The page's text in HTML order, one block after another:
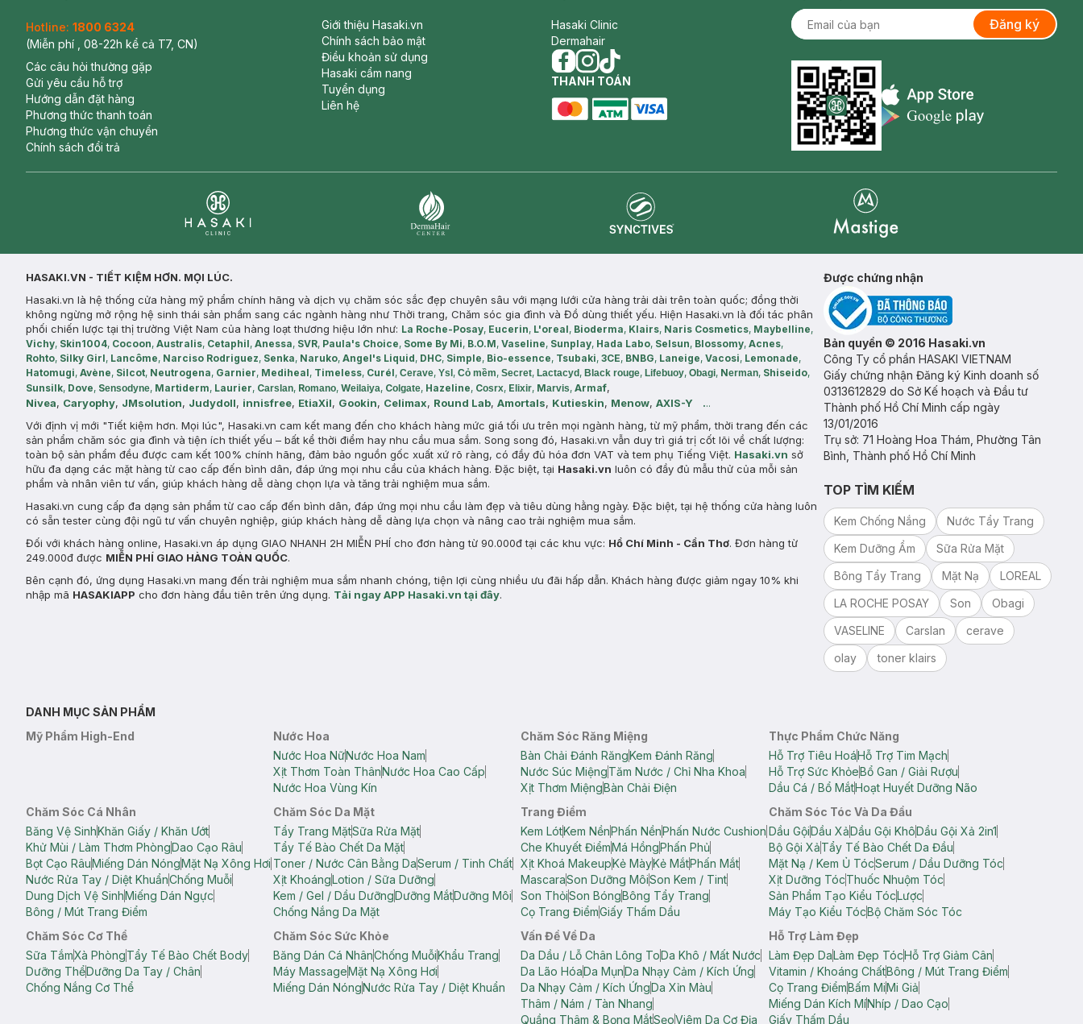
Hotline: 1800 6324
(Miễn phí , 08-22h kể cả T7, CN)
Các câu hỏi thường gặp
Gửi yêu cầu hỗ trợ
Hướng dẫn đặt hàng
Phương thức thanh toán
Phương thức vận chuyển
Chính sách đổi trả
Giới thiệu Hasaki.vn
Chính sách bảo mật
Điều khoản sử dụng
Hasaki cẩm nang
Tuyển dụng
Liên hệ
Hasaki Clinic
Dermahair
facebook
instagram
tiktok
THANH TOÁN
Đăng ký
Appstore icon
HASAKI.VN - TIẾT KIỆM HƠN. MỌI LÚC.
Hasaki.vn là hệ thống cửa hàng mỹ phẩm chính hãng và dịch vụ chăm sóc sắc đẹp chuyên sâu với mạng lưới cửa hàng trải dài trên toàn quốc; đồng thời
không ngừng mở rộng hệ sinh thái sản phẩm sang các ngành hàng như Thời trang, Chăm sóc gia đình và Đồ dùng thiết yếu. Hiện Hasaki.vn là đối tác phân
phối chiến lược tại thị trường Việt Nam của hàng loạt thương hiệu lớn như: La Roche-Posay, Eucerin, L'oreal, Bioderma, Klairs, Naris Cosmetics, Maybelline,
Vichy, Skin1004, Cocoon, Australis, Cetaphil, Anessa, SVR, Paula's Choice, Some By Mi, B.O.M, Vaseline, Sunplay, Hada Labo, Selsun, Blossomy, Acnes,
Rohto, Silky Girl, Lancôme, Narciso Rodriguez, Senka, Naruko, Angel's Liquid, DHC, Simple, Bio-essence, Tsubaki, 3CE, BNBG, Laneige, Vacosi, Lemonade,
Hatomugi, Avène, Silcot, Neutrogena, Garnier, Mediheal, Timeless, Curél, Cerave, Ysl , Cỏ mềm, Secret, Lactacyd , Black rouge, Lifebuoy, Obagi, Nerman, Shiseido,
Sunsilk, Dove, Sensodyne, Martiderm, Laurier, Carslan, Romano, Weilaiya, Colgate, Hazeline, Cosrx, E lixir, Marvis, Armaf,
Nivea, Caryophy, JMsolution, Judydoll, innisfree, EtiaXil, Gookin, Celimax, Round Lab, Amortals, Kutieskin, Menow, AXIS-Y ...
Với định vị mới "Tiết kiệm hơn. Mọi lúc", Hasaki.vn cam kết mang đến cho khách hàng mức giá tối ưu trên mọi ngành hàng, từ mỹ phẩm, thời trang đến các
sản phẩm chăm sóc gia đình và tiện ích thiết yếu – bất kể thời điểm hay nhu cầu mua sắm. Song song đó, Hasaki.vn vẫn duy trì giá trị cốt lõi về chất lượng:
toàn bộ sản phẩm đều được cam kết 100% chính hãng, đảm bảo nguồn gốc xuất xứ rõ ràng, có đầy đủ hóa đơn VAT và tem phụ Tiếng Việt. Hasaki.vn sở
hữu đa dạng các mặt hàng từ cao cấp đến bình dân, đáp ứng mọi nhu cầu của khách hàng. Đặc biệt, tại Hasaki.vn luôn có đầy đủ mẫu thử của mỗi sản
phẩm và nhân viên tư vấn, giúp khách hàng dễ dàng chọn lựa và tăng trải nghiệm mua sắm.
Hasaki.vn cung cấp đa dạng sản phẩm từ cao cấp đến bình dân, đáp ứng mọi nhu cầu làm đẹp và tiêu dùng hằng ngày. Đặc biệt, tại hệ thống cửa hàng luôn
có sẵn tester cùng đội ngũ tư vấn chuyên nghiệp, giúp khách hàng dễ dàng lựa chọn và nâng cao trải nghiệm mua sắm.
Đối với khách hàng online, Hasaki.vn áp dụng GIAO NHANH 2H MIỄN PHÍ cho đơn hàng từ 90.000đ tại các khu vực: Hồ Chí Minh - Cần Thơ. Đơn hàng từ
249.000đ được MIỄN PHÍ GIAO HÀNG TOÀN QUỐC.
Bên cạnh đó, ứng dụng Hasaki.vn mang đến trải nghiệm mua sắm nhanh chóng, tiện lợi cùng nhiều ưu đãi hấp dẫn. Khách hàng được giảm ngay 10% khi
nhập mã HASAKIAPP cho đơn hàng đầu tiên trên ứng dụng. Tải ngay APP Hasaki.vn tại đây.
Được chứng nhận
Bản quyền © 2016 Hasaki.vn
Công Ty cổ phần HASAKI VIETNAM
Giấy chứng nhận Đăng ký Kinh doanh số
0313612829 do Sở Kế hoạch và Đầu tư
Thành phố Hồ Chí Minh cấp ngày
13/01/2016
Trụ sở: 71 Hoàng Hoa Thám, Phường Tân
Bình, Thành phố Hồ Chí Minh
TOP TÌM KIẾM
Kem Chống Nắng
Nước Tẩy Trang
Kem Dưỡng Ẩm
Sữa Rửa Mặt
Bông Tẩy Trang
Mặt Nạ
LOREAL
LA ROCHE POSAY
Son
Obagi
VASELINE
Carslan
cerave
olay
toner klairs
DANH MỤC SẢN PHẨM
Mỹ Phẩm High-End
Nước Hoa
Nước Hoa NữNước Hoa Nam
Xịt Thơm Toàn ThânNước Hoa Cao Cấp
Nước Hoa Vùng Kín
Chăm Sóc Răng Miệng
Bàn Chải Đánh RăngKem Đánh Răng
Nước Súc MiệngTăm Nước / Chỉ Nha Khoa
Xịt Thơm MiệngBàn Chải Điện
Thực Phẩm Chức Năng
Hỗ Trợ Tiêu HoáHỗ Trợ Tim Mạch
Hỗ Trợ Sức KhỏeBổ Gan / Giải Rượu
Dầu Cá / Bổ MắtHoạt Huyết Dưỡng Não
Chăm Sóc Cá Nhân
Băng Vệ SinhKhăn Giấy / Khăn Ướt
Khử Mùi / Làm Thơm PhòngDao Cạo Râu
Bọt Cạo RâuMiếng Dán NóngMặt Nạ Xông Hơi
Nước Rửa Tay / Diệt KhuẩnChống Muỗi
Dung Dịch Vệ SinhMiếng Dán Ngực
Bông / Mút Trang Điểm
Chăm Sóc Da Mặt
Tẩy Trang MặtSữa Rửa Mặt
Tẩy Tế Bào Chết Da Mặt
Toner / Nước Cân Bằng DaSerum / Tinh Chất
Xịt KhoángLotion / Sữa Dưỡng
Kem / Gel / Dầu DưỡngDưỡng MắtDưỡng Môi
Chống Nắng Da Mặt
Trang Điểm
Kem LótKem NềnPhấn NềnPhấn Nước Cushion
Che Khuyết ĐiểmMá HồngPhấn Phủ
Xịt Khoá MakeupKẻ MàyKẻ MắtPhấn Mắt
MascaraSon Dưỡng MôiSon Kem / Tint
Son ThỏiSon BóngBông Tẩy Trang
Cọ Trang ĐiểmGiấy Thấm Dầu
Chăm Sóc Tóc Và Da Đầu
Dầu GộiDầu XảDầu Gội KhôDầu Gội Xả 2in1
Bộ Gội XảTẩy Tế Bào Chết Da Đầu
Mặt Nạ / Kem Ủ TócSerum / Dầu Dưỡng Tóc
Xịt Dưỡng TócThuốc Nhuộm Tóc
Sản Phẩm Tạo Kiểu TócLược
Máy Tạo Kiểu TócBộ Chăm Sóc Tóc
Chăm Sóc Cơ Thể
Sữa TắmXà PhòngTẩy Tế Bào Chết Body
Dưỡng ThểDưỡng Da Tay / Chân
Chống Nắng Cơ Thể
Chăm Sóc Sức Khỏe
Băng Dán Cá NhânChống MuỗiKhẩu Trang
Máy MassageMặt Nạ Xông Hơi
Miếng Dán NóngNước Rửa Tay / Diệt Khuẩn
Vấn Đề Về Da
Da Dầu / Lỗ Chân Lông ToDa Khô / Mất Nước
Da Lão HóaDa MụnDa Nhạy Cảm / Kích Ứng
Da Nhạy Cảm / Kích ỨngDa Xỉn Màu
Thâm / Nám / Tàn Nhang
Quầng Thâm & Bọng MắtSẹoViêm Da Cơ Địa
Hỗ Trợ Làm Đẹp
Làm Đẹp DaLàm Đẹp TócHỗ Trợ Giảm Cân
Vitamin / Khoáng ChấtBông / Mút Trang Điểm
Cọ Trang ĐiểmBấm MiMi Giả
Miếng Dán Kích MíNhíp / Dao Cạo
Giấy Thấm Dầu